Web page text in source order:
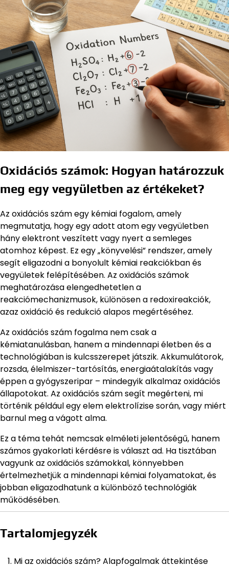
Oxidációs számok: Hogyan határozzuk
meg egy vegyületben az értékeket?
Az oxidációs szám egy kémiai fogalom, amely
megmutatja, hogy egy adott atom egy vegyületben
hány elektront veszített vagy nyert a semleges
atomhoz képest. Ez egy „könyvelési” rendszer, amely
segít eligazodni a bonyolult kémiai reakciókban és
vegyületek felépítésében. Az oxidációs számok
meghatározása elengedhetetlen a
reakciómechanizmusok, különösen a redoxireakciók,
azaz oxidáció és redukció alapos megértéséhez.
Az oxidációs szám fogalma nem csak a
kémiatanulásban, hanem a mindennapi életben és a
technológiában is kulcsszerepet játszik. Akkumulátorok,
rozsda, élelmiszer-tartósítás, energiaátalakítás vagy
éppen a gyógyszeripar – mindegyik alkalmaz oxidációs
állapotokat. Az oxidációs szám segít megérteni, mi
történik például egy elem elektrolízise során, vagy miért
barnul meg a vágott alma.
Ez a téma tehát nemcsak elméleti jelentőségű, hanem
számos gyakorlati kérdésre is választ ad. Ha tisztában
vagyunk az oxidációs számokkal, könnyebben
értelmezhetjük a mindennapi kémiai folyamatokat, és
jobban eligazodhatunk a különböző technológiák
működésében.
Tartalomjegyzék
Mi az oxidációs szám? Alapfogalmak áttekintése